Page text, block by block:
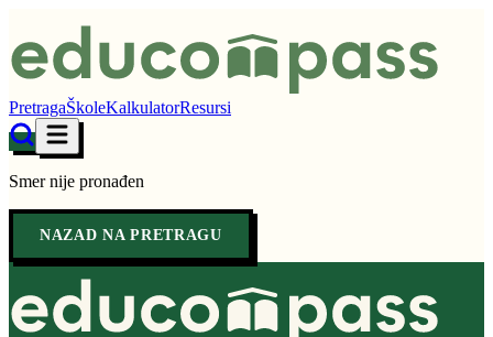
PretragaŠkoleKalkulatorResursi
Smer nije pronađen
NAZAD NA PRETRAGU